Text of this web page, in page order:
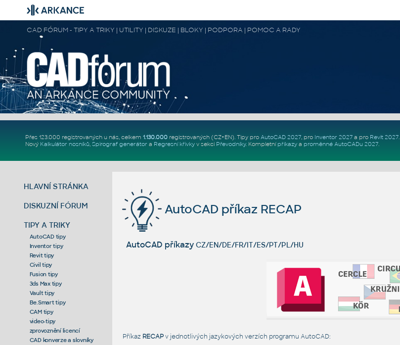
CAD FÓRUM - TIPY A TRIKY | UTILITY | DISKUZE | BLOKY | PODPORA | POMOC A RADY
Přes 123.000 registrovaných u nás, celkem 1.130.000registrovaných (CZ+EN). Tipy pro AutoCAD 2027, pro Inventor 2027a pro Revit 2027.
Nový Kalkulátor nosníků, Spirograf generátor a Regresní křivkyv sekci Převodníky. Kompletní příkazya proměnné AutoCADu 2027.
HLAVNÍ STRÁNKA
DISKUZNÍ FÓRUM
TIPY A TRIKY
AutoCAD tipy
Inventor tipy
Revit tipy
Civil tipy
Fusion tipy
3ds Max tipy
Vault tipy
Be.Smart tipy
CAM tipy
video-tipy
zprovoznění licencí
CAD konverze a slovníky
AutoCAD příkaz RECAP
AutoCAD příkazy CZ/EN/DE/FR/IT/ES/PT/PL/HU
Příkaz RECAPv jednotlivých jazykových verzích programu AutoCAD: